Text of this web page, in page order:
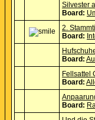
Silvester
Board:
2.
Board:
Board:
Fellsattel
Board:
Board: